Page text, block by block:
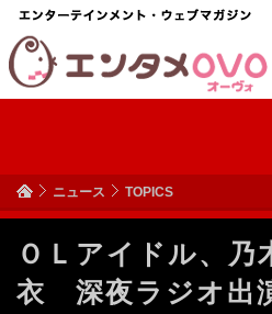
ニュース TOPICS
ＯＬアイドル、乃
衣 深夜ラジオ出